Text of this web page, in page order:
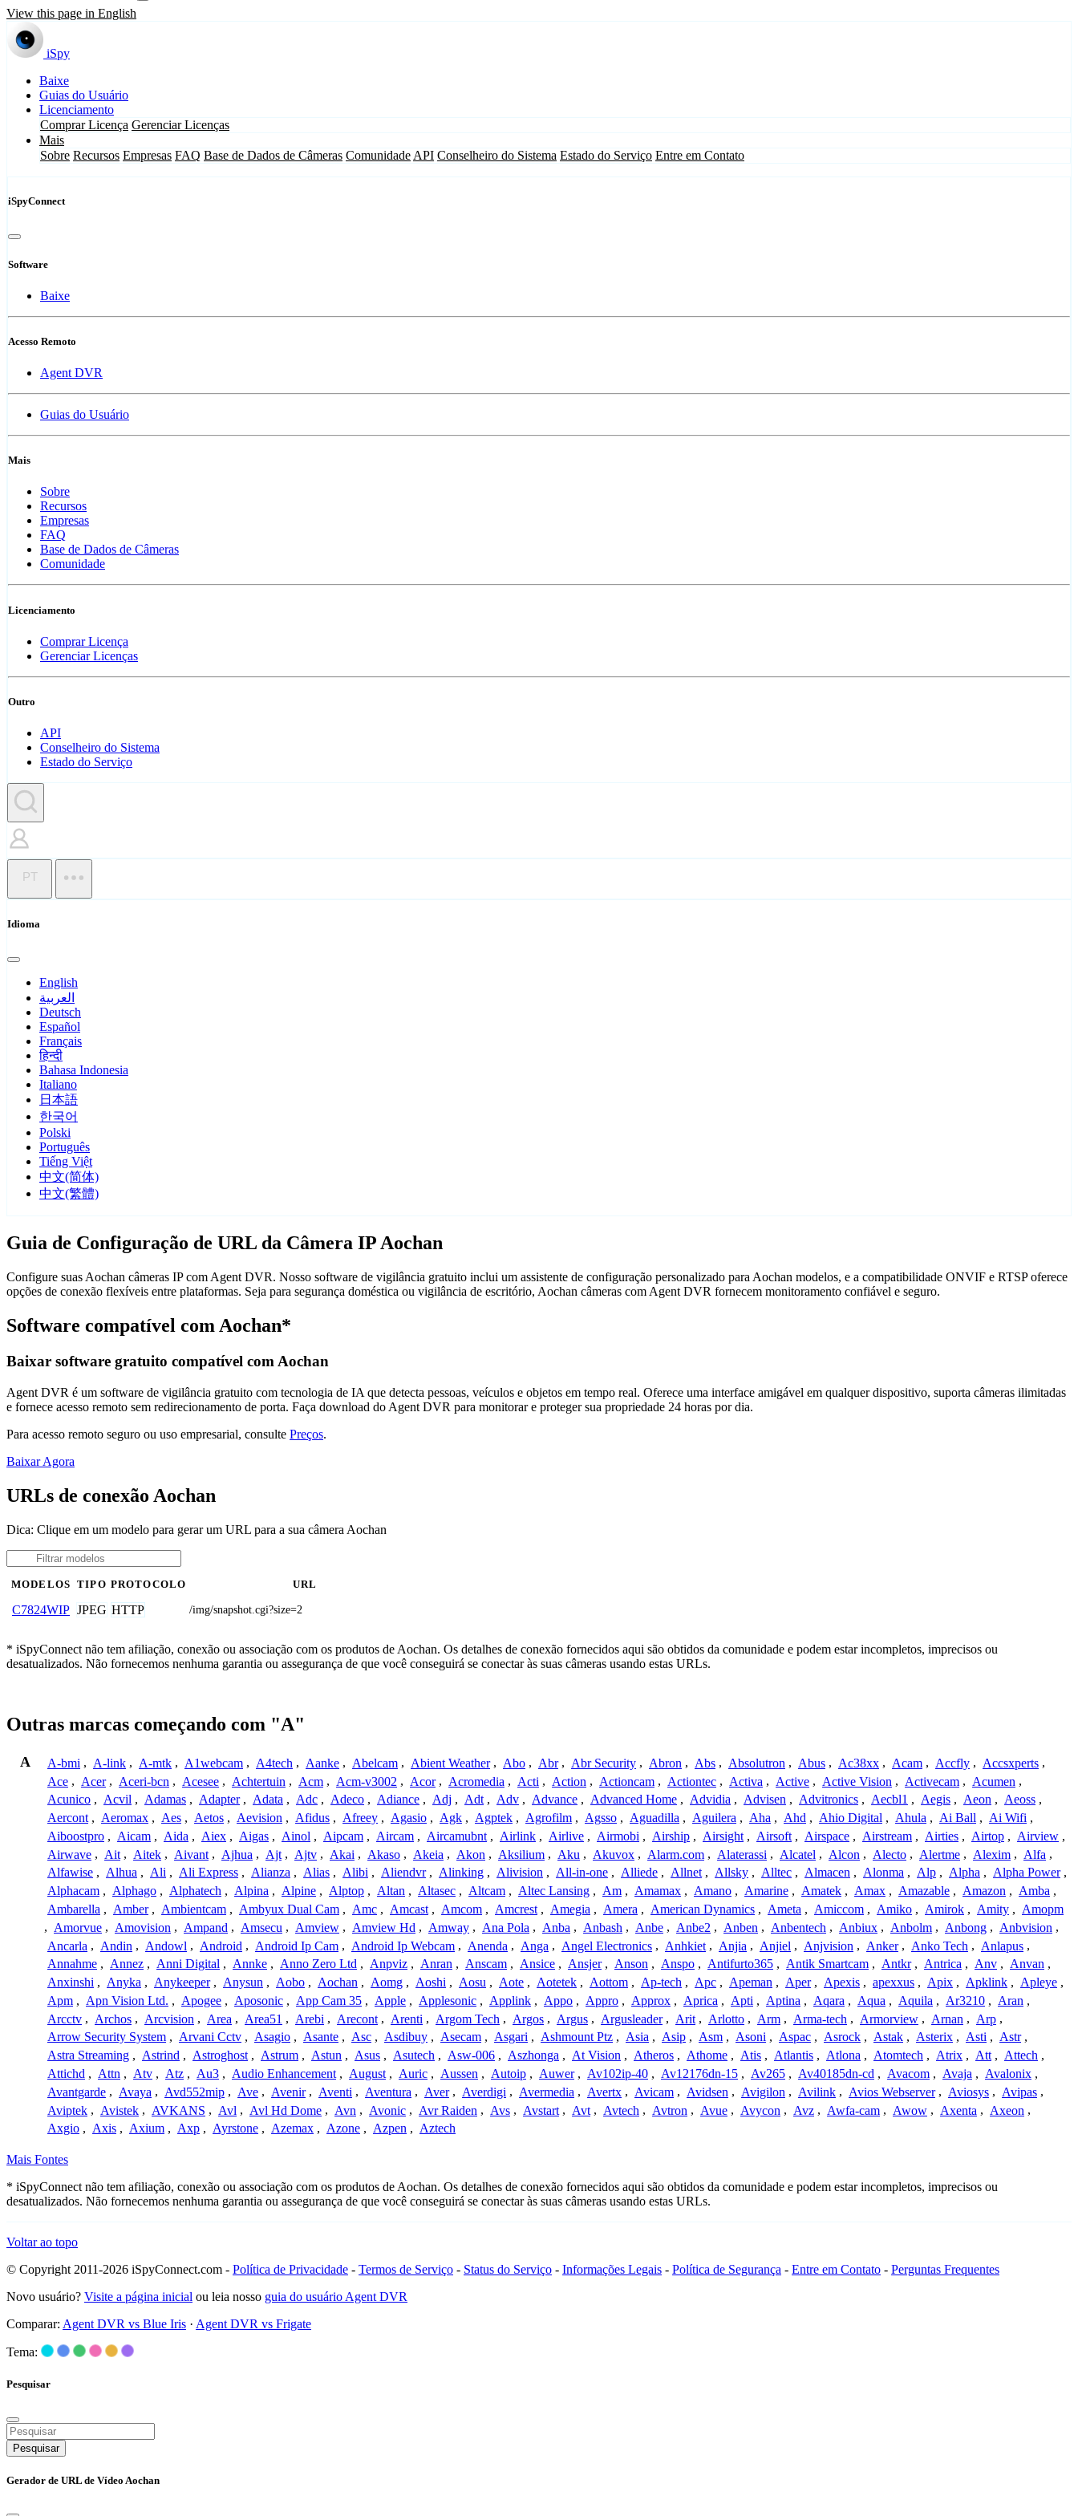
View this page in English
iSpy
Baixe
Guias do Usuário
Licenciamento
Comprar Licença Gerenciar Licenças
Mais
Sobre Recursos Empresas FAQ Base de Dados de Câmeras Comunidade API Conselheiro do Sistema Estado do Serviço Entre em Contato
iSpyConnect
Software
Baixe
Acesso Remoto
Agent DVR
Guias do Usuário
Mais
Sobre
Recursos
Empresas
FAQ
Base de Dados de Câmeras
Comunidade
Licenciamento
Comprar Licença
Gerenciar Licenças
Outro
API
Conselheiro do Sistema
Estado do Serviço
PT
Idioma
English
العربية
Deutsch
Español
Français
हिन्दी
Bahasa Indonesia
Italiano
日本語
한국어
Polski
Português
Tiếng Việt
中文(简体)
中文(繁體)
Guia de Configuração de URL da Câmera IP Aochan
Configure suas Aochan câmeras IP com Agent DVR. Nosso software de vigilância gratuito inclui um assistente de configuração personalizado para Aochan modelos, e a compatibilidade ONVIF e RTSP oferece
opções de conexão flexíveis entre plataformas. Seja para segurança doméstica ou vigilância de escritório, Aochan câmeras com Agent DVR fornecem monitoramento confiável e seguro.
Software compatível com Aochan*
Baixar software gratuito compatível com Aochan
Agent DVR é um software de vigilância gratuito com tecnologia de IA que detecta pessoas, veículos e objetos em tempo real. Oferece uma interface amigável em qualquer dispositivo, suporta câmeras ilimitadas
e fornece acesso remoto sem redirecionamento de porta. Faça download do Agent DVR para monitorar e proteger sua propriedade 24 horas por dia.
Para acesso remoto seguro ou uso empresarial, consulte Preços.
Baixar Agora
URLs de conexão Aochan
Dica: Clique em um modelo para gerar um URL para a sua câmera Aochan
MODELOS TIPO PROTOCOLO URL
C7824WIP JPEG HTTP /img/snapshot.cgi?size=2
* iSpyConnect não tem afiliação, conexão ou associação com os produtos de Aochan. Os detalhes de conexão fornecidos aqui são obtidos da comunidade e podem estar incompletos, imprecisos ou
desatualizados. Não fornecemos nenhuma garantia ou assegurança de que você conseguirá se conectar às suas câmeras usando estas URLs.
Outras marcas começando com "A"
A A-bmi , A-link , A-mtk , A1webcam , A4tech , Aanke , Abelcam , Abient Weather , Abo , Abr , Abr Security , Abron , Abs , Absolutron , Abus , Ac38xx , Acam , Accfly , Accsxperts ,
Ace , Acer , Aceri-bcn , Acesee , Achtertuin , Acm , Acm-v3002 , Acor , Acromedia , Acti , Action , Actioncam , Actiontec , Activa , Active , Active Vision , Activecam , Acumen ,
Acunico , Acvil , Adamas , Adapter , Adata , Adc , Adeco , Adiance , Adj , Adt , Adv , Advance , Advanced Home , Advidia , Advisen , Advitronics , Aecbl1 , Aegis , Aeon , Aeoss ,
Aercont , Aeromax , Aes , Aetos , Aevision , Afidus , Afreey , Agasio , Agk , Agptek , Agrofilm , Agsso , Aguadilla , Aguilera , Aha , Ahd , Ahio Digital , Ahula , Ai Ball , Ai Wifi ,
Aiboostpro , Aicam , Aida , Aiex , Aigas , Ainol , Aipcam , Aircam , Aircamubnt , Airlink , Airlive , Airmobi , Airship , Airsight , Airsoft , Airspace , Airstream , Airties , Airtop , Airview ,
Airwave , Ait , Aitek , Aivant , Ajhua , Ajt , Ajtv , Akai , Akaso , Akeia , Akon , Aksilium , Aku , Akuvox , Alarm.com , Alaterassi , Alcatel , Alcon , Alecto , Alertme , Alexim , Alfa ,
Alfawise , Alhua , Ali , Ali Express , Alianza , Alias , Alibi , Aliendvr , Alinking , Alivision , All-in-one , Alliede , Allnet , Allsky , Alltec , Almacen , Alonma , Alp , Alpha , Alpha Power ,
Alphacam , Alphago , Alphatech , Alpina , Alpine , Alptop , Altan , Altasec , Altcam , Altec Lansing , Am , Amamax , Amano , Amarine , Amatek , Amax , Amazable , Amazon , Amba ,
Ambarella , Amber , Ambientcam , Ambyux Dual Cam , Amc , Amcast , Amcom , Amcrest , Amegia , Amera , American Dynamics , Ameta , Amiccom , Amiko , Amirok , Amity , Amopm
, Amorvue , Amovision , Ampand , Amsecu , Amview , Amview Hd , Amway , Ana Pola , Anba , Anbash , Anbe , Anbe2 , Anben , Anbentech , Anbiux , Anbolm , Anbong , Anbvision ,
Ancarla , Andin , Andowl , Android , Android Ip Cam , Android Ip Webcam , Anenda , Anga , Angel Electronics , Anhkiet , Anjia , Anjiel , Anjvision , Anker , Anko Tech , Anlapus ,
Annahme , Annez , Anni Digital , Annke , Anno Zero Ltd , Anpviz , Anran , Anscam , Ansice , Ansjer , Anson , Anspo , Antifurto365 , Antik Smartcam , Antkr , Antrica , Anv , Anvan ,
Anxinshi , Anyka , Anykeeper , Anysun , Aobo , Aochan , Aomg , Aoshi , Aosu , Aote , Aotetek , Aottom , Ap-tech , Apc , Apeman , Aper , Apexis , apexxus , Apix , Apklink , Apleye ,
Apm , Apn Vision Ltd. , Apogee , Aposonic , App Cam 35 , Apple , Applesonic , Applink , Appo , Appro , Approx , Aprica , Apti , Aptina , Aqara , Aqua , Aquila , Ar3210 , Aran ,
Arcctv , Archos , Arcvision , Area , Area51 , Arebi , Arecont , Arenti , Argom Tech , Argos , Argus , Argusleader , Arit , Arlotto , Arm , Arma-tech , Armorview , Arnan , Arp ,
Arrow Security System , Arvani Cctv , Asagio , Asante , Asc , Asdibuy , Asecam , Asgari , Ashmount Ptz , Asia , Asip , Asm , Asoni , Aspac , Asrock , Astak , Asterix , Asti , Astr ,
Astra Streaming , Astrind , Astroghost , Astrum , Astun , Asus , Asutech , Asw-006 , Aszhonga , At Vision , Atheros , Athome , Atis , Atlantis , Atlona , Atomtech , Atrix , Att , Attech ,
Attichd , Attn , Atv , Atz , Au3 , Audio Enhancement , August , Auric , Aussen , Autoip , Auwer , Av102ip-40 , Av12176dn-15 , Av265 , Av40185dn-cd , Avacom , Avaja , Avalonix ,
Avantgarde , Avaya , Avd552mip , Ave , Avenir , Aventi , Aventura , Aver , Averdigi , Avermedia , Avertx , Avicam , Avidsen , Avigilon , Avilink , Avios Webserver , Aviosys , Avipas ,
Aviptek , Avistek , AVKANS , Avl , Avl Hd Dome , Avn , Avonic , Avr Raiden , Avs , Avstart , Avt , Avtech , Avtron , Avue , Avycon , Avz , Awfa-cam , Awow , Axenta , Axeon ,
Axgio , Axis , Axium , Axp , Ayrstone , Azemax , Azone , Azpen , Aztech
Mais Fontes
* iSpyConnect não tem afiliação, conexão ou associação com os produtos de Aochan. Os detalhes de conexão fornecidos aqui são obtidos da comunidade e podem estar incompletos, imprecisos ou
desatualizados. Não fornecemos nenhuma garantia ou assegurança de que você conseguirá se conectar às suas câmeras usando estas URLs.
Voltar ao topo
© Copyright 2011-2026 iSpyConnect.com - Política de Privacidade - Termos de Serviço - Status do Serviço - Informações Legais - Política de Segurança - Entre em Contato - Perguntas Frequentes
Novo usuário? Visite a página inicial ou leia nosso guia do usuário Agent DVR
Comparar: Agent DVR vs Blue Iris · Agent DVR vs Frigate
Tema:
Pesquisar
Pesquisar
Gerador de URL de Vídeo Aochan